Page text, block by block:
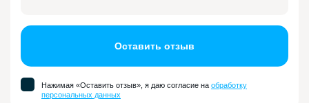
Оставить отзыв
Нажимая «Оставить отзыв», я даю согласие на обработку
персональных данных